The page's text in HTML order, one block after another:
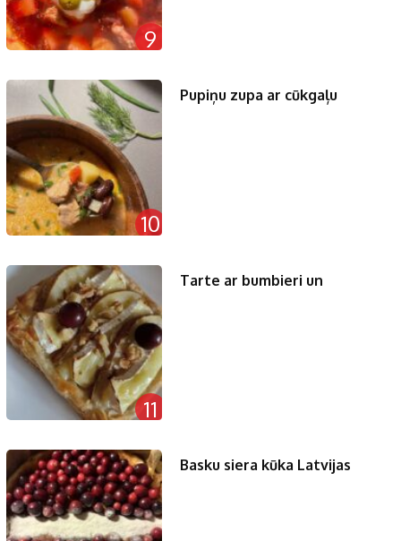
9
10
Pupiņu zupa ar cūkgaļu
11
Tarte ar bumbieri un
Basku siera kūka Latvijas